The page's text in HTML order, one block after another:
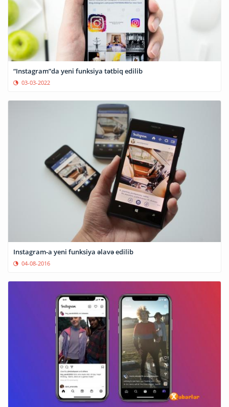
“Instagram”da yeni funksiya tətbiq edilib
03-03-2022
Instagram-a yeni funksiya əlavə edilib
04-08-2016